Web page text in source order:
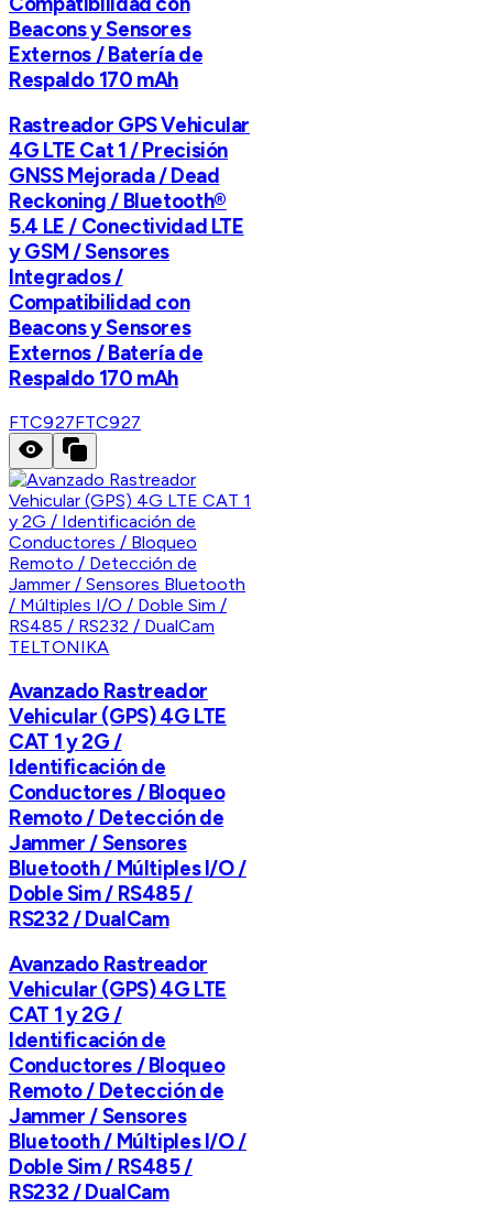
Beacons y Sensores
Externos / Batería de
Respaldo 170 mAh
Rastreador GPS Vehicular
4G LTE Cat 1 / Precisión
GNSS Mejorada / Dead
Reckoning / Bluetooth®
5.4 LE / Conectividad LTE
y GSM / Sensores
Integrados /
Compatibilidad con
Beacons y Sensores
Externos / Batería de
Respaldo 170 mAh
FTC927FTC927
TELTONIKA
Avanzado Rastreador
Vehicular (GPS) 4G LTE
CAT 1 y 2G /
Identificación de
Conductores / Bloqueo
Remoto / Detección de
Jammer / Sensores
Bluetooth / Múltiples I/O /
Doble Sim / RS485 /
RS232 / DualCam
Avanzado Rastreador
Vehicular (GPS) 4G LTE
CAT 1 y 2G /
Identificación de
Conductores / Bloqueo
Remoto / Detección de
Jammer / Sensores
Bluetooth / Múltiples I/O /
Doble Sim / RS485 /
RS232 / DualCam